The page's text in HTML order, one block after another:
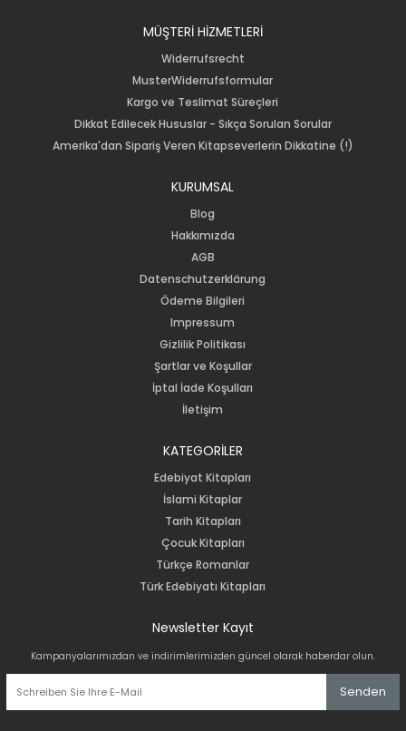
MÜŞTERİ HİZMETLERİ
Widerrufsrecht
MusterWiderrufsformular
Kargo ve Teslimat Süreçleri
Dikkat Edilecek Hususlar - Sıkça Sorulan Sorular
Amerika'dan Sipariş Veren Kitapseverlerin Dikkatine (!)
KURUMSAL
Blog
Hakkımızda
AGB
Datenschutzerklärung
Ödeme Bilgileri
Impressum
Gizlilik Politikası
Şartlar ve Koşullar
İptal İade Koşulları
İletişim
KATEGORİLER
Edebiyat Kitapları
İslami Kitaplar
Tarih Kitapları
Çocuk Kitapları
Türkçe Romanlar
Türk Edebiyatı Kitapları
Newsletter Kayıt
Kampanyalarımızdan ve indirimlerimizden güncel olarak haberdar olun.
Senden